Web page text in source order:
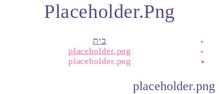
Placeholder.png
בית
placeholder.png
placeholder.png
placeholder.png